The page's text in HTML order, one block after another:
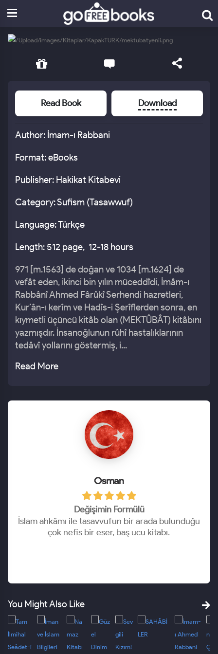
Read Book Download
Author: İmam-ı Rabbani
Format: eBooks
Publisher: Hakikat Kitabevi
Category: Sufism (Tasawwuf)
Language: Türkçe
Length: 512 page, 12-18 hours
971 [m.1563] de doğan ve 1034 [m.1624] de
vefât eden, ikinci bin yılın müceddîdi, İmâm-ı
Rabbânî Ahmed Fârûkî Serhendi hazretleri,
Kur’ân-ı kerîm ve Hadîs-i Şerîflerden sonra, en
kıymetli üçüncü kitâb olan (MEKTÛBÂT) kitâbını
yazmışdır. İnsanoğlunun rûhî hastalıklarının
tedâvî yollarını göstermiş, i...
Read More
Osman
Değişimin Formülü
İslam ahkâmı ile tasavvufun bir arada bulunduğu
çok nefis bir eser, baş ucu kitabı.
You Might Also Like